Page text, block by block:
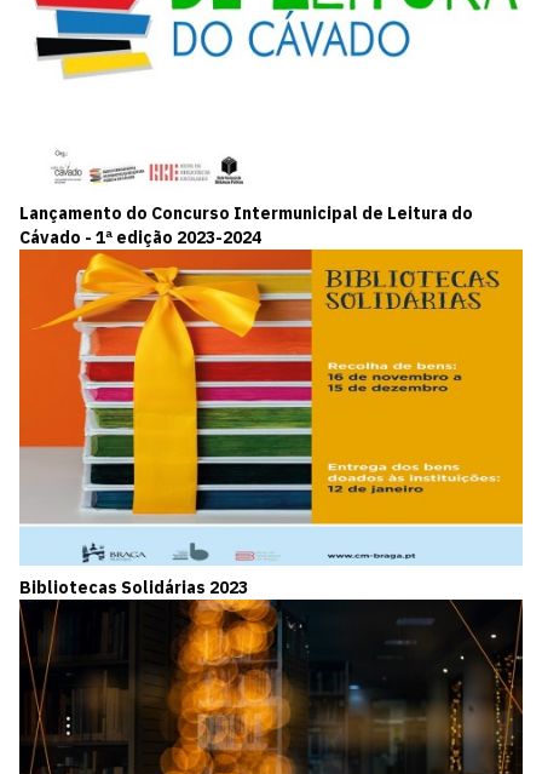
Lançamento do Concurso Intermunicipal de Leitura do
Cávado - 1ª edição 2023-2024
Bibliotecas Solidárias 2023